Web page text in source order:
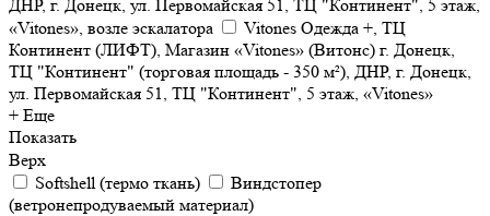
ДНР, г. Донецк, ул. Первомайская 51, ТЦ "Континент", 5 этаж,
«Vitones», возле эскалатора
Vitones Одежда +, ТЦ
Континент (ЛИФТ), Магазин «Vitones» (Витонс) г. Донецк,
ТЦ "Континент" (торговая площадь - 350 м²), ДНР, г. Донецк,
ул. Первомайская 51, ТЦ "Континент", 5 этаж, «Vitones»
+ Еще
Показать
Верх
Softshell (термо ткань)
Виндстопер
(ветронепродуваемый материал)